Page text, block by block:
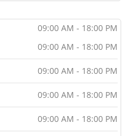
09:00 AM - 18:00 PM
09:00 AM - 18:00 PM
09:00 AM - 18:00 PM
09:00 AM - 18:00 PM
09:00 AM - 18:00 PM